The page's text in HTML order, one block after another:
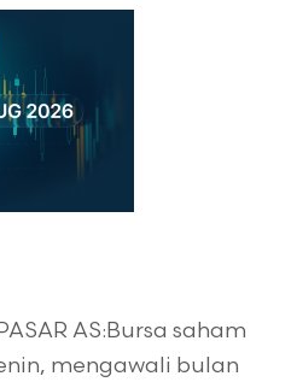
AS:Bursa saham
mengawali bulan